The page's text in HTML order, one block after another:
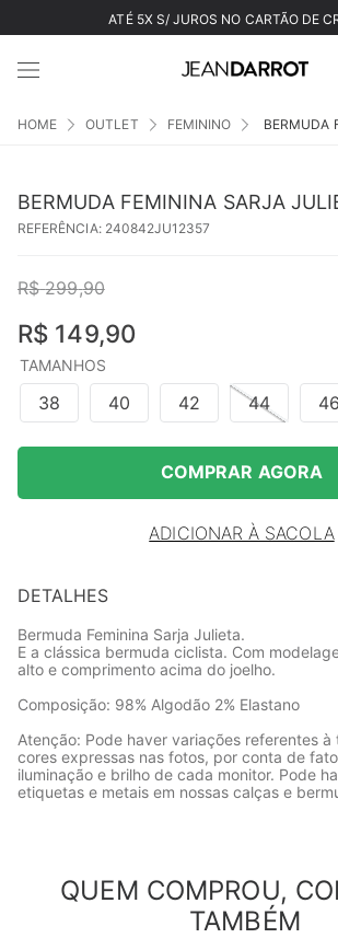
ATÉ 5X S/ JUROS NO CARTÃO DE
OUTLET FEMININO
BERMUDA FEMININA SARJA
REFERÊNCIA: 240842JU12357
R$ 299,90
R$ 149,90
TAMANHOS
38 40 42 44 46
COMPRAR AGORA
ADICIONAR À SACOLA
DETALHES
Bermuda Feminina Sarja Julieta.
E a clássica bermuda ciclista. Com
alto e comprimento acima do joelho.
Composição: 98% Algodão 2% Elastano
Atenção: Pode haver variações referentes
cores expressas nas fotos, por conta de
iluminação e brilho de cada monitor. Pode
etiquetas e metais em nossas calças e
QUEM COMPROU,
TAMBÉM